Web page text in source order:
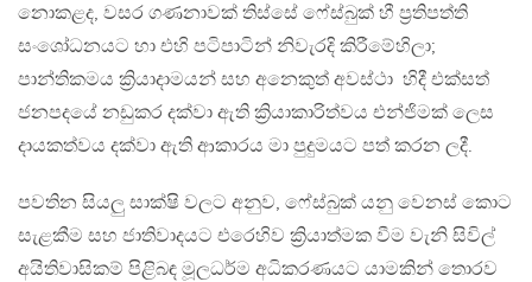
නොකළද, වසර ගණනාවක් තිස්සේ ෆේස්බුක් හී ප්‍රතිපත්ති
සංශෝධනයට හා එහි පටිපාටින් නිවැරදි කිරීමේහිලා;
පාන්තිකමය ක්‍රියාදාමයන් සහ අනෙකුත් අවස්ථා හිදී එක්සත්
ජනපදයේ නඩුකර දක්වා ඇති ක්‍රියාකාරිත්වය එන්ජිමක් ලෙස
දායකත්වය දක්වා ඇති ආකාරය මා පුදුමයට පත් කරන ලදී.
පවතින සියලු සාක්ෂි වලට අනුව, ෆේස්බුක් යනු වෙනස් කොට
සැළකීම සහ ජාතිවාදයට එරෙහිව ක්‍රියාත්මක වීම වැනි සිවිල්
අයිතිවාසිකම් පිළිබඳ මූලධර්ම අධිකරණයට යාමකින් තොරව